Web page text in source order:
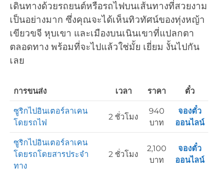
เดินทางด้วยรถยนต์หรือรถไฟบนเส้นทางที่สวยงาม
เป็นอย่างมาก ซึ่งคุณจะได้เห็นทิวทัศน์ของทุ่งหญ้า
เขียวขจี หุบเขา และเมืองบนเนินเขาที่แปลกตา
ตลอดทาง พร้อมที่จะไปแล้วใช่มั้ย เยี่ยม งั้นไปกัน
เลย
การขนส่ง เวลา ราคา ตั๋ว
ซูริกไปอินเตอร์ลาเคน
โดยรถไฟ
2 ชั่วโมง
940
บาท
จองตั๋ว
ออนไลน์
ซูริกไปอินเตอร์ลาเคน
โดยรถโดยสารประจำ
ทาง
2 ชั่วโมง
2,100
บาท
จองตั๋ว
ออนไลน์